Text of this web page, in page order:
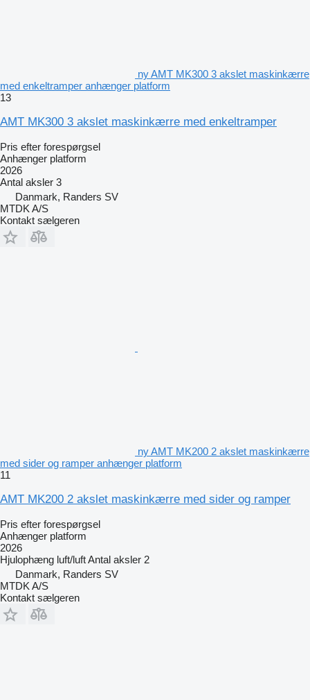
ny AMT MK300 3 akslet maskinkærre
med enkeltramper anhænger platform
13
AMT MK300 3 akslet maskinkærre med enkeltramper
Pris efter forespørgsel
Anhænger platform
2026
Antal aksler 3
Danmark, Randers SV
MTDK A/S
Kontakt sælgeren
ny AMT MK200 2 akslet maskinkærre
med sider og ramper anhænger platform
11
AMT MK200 2 akslet maskinkærre med sider og ramper
Pris efter forespørgsel
Anhænger platform
2026
Hjulophæng luft/luftAntal aksler 2
Danmark, Randers SV
MTDK A/S
Kontakt sælgeren